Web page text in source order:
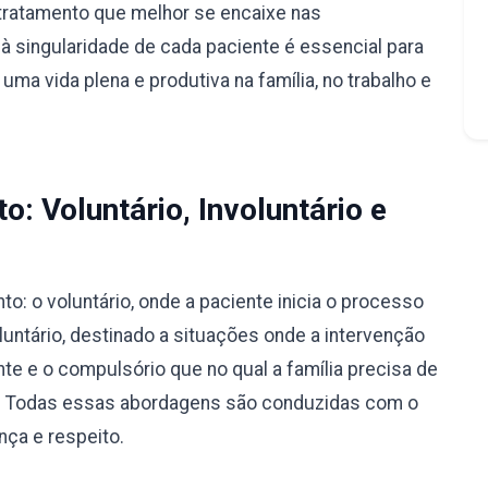
que melhor se encaixe nas
singularidade de cada paciente é essencial para
vida plena e produtiva na família, no trabalho e
Voluntário, Involuntário e
o voluntário, onde a paciente inicia o processo
destinado a situações onde a intervenção
e o compulsório que no qual a família precisa de
essas abordagens são conduzidas com o
e respeito.